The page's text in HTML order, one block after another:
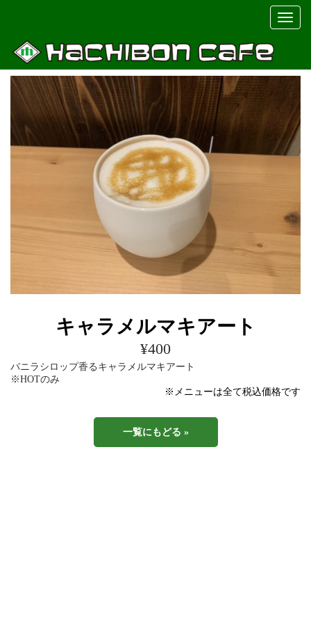
メニュー
キャラメルマキアート
¥400
バニラシロップ香るキャラメルマキアート
※HOTのみ
※メニューは全て税込価格です
一覧にもどる »